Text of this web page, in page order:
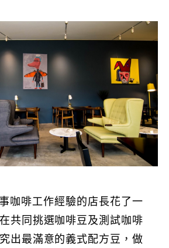
咖啡工作經驗的店長花了一
共同挑選咖啡豆及測試咖啡
出最滿意的義式配方豆，做